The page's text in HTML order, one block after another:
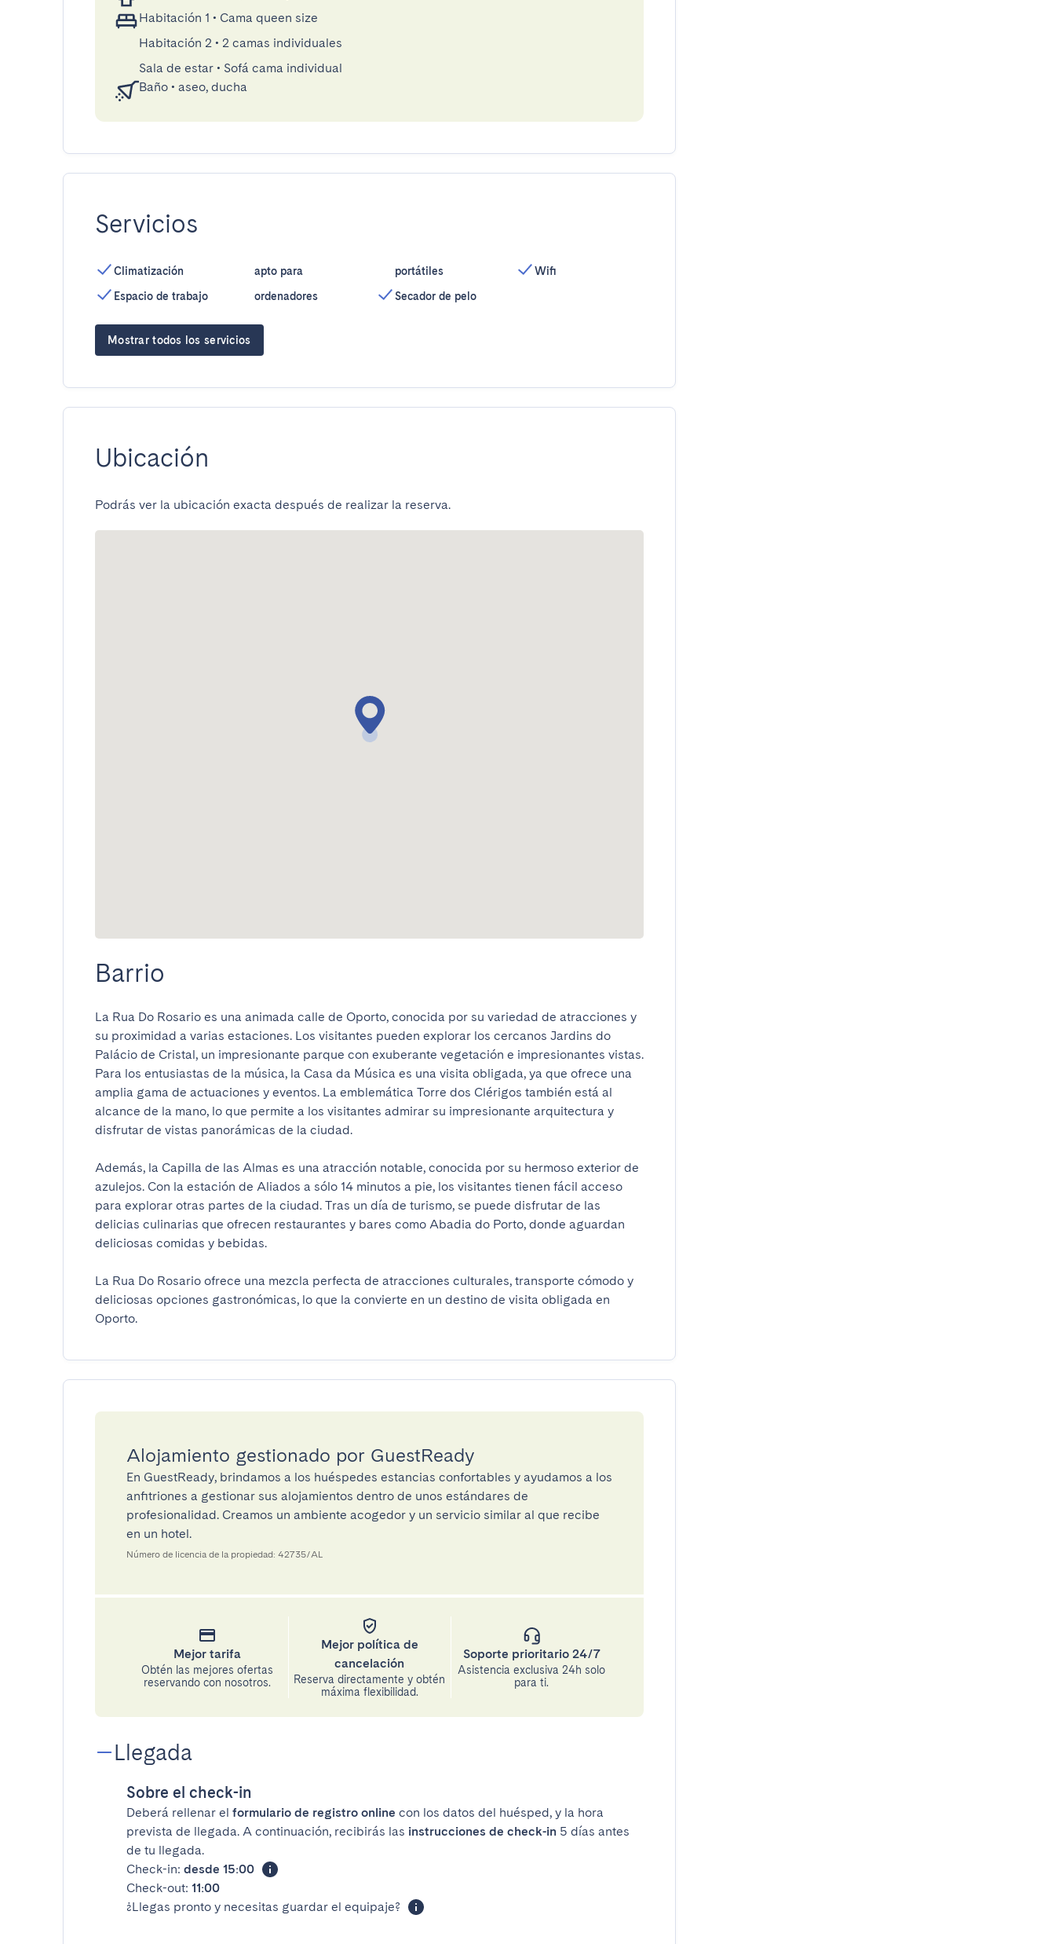
Habitación 1 • Cama queen size
Habitación 2 • 2 camas individuales
Sala de estar • Sofá cama individual
Baño • aseo, ducha
Servicios
Climatización
Espacio de trabajo
apto para
ordenadores
portátiles
Secador de pelo
Wifi
Mostrar todos los servicios
Ubicación
Podrás ver la ubicación exacta después de realizar la reserva.
Barrio
La Rua Do Rosario es una animada calle de Oporto, conocida por su variedad de atracciones y
su proximidad a varias estaciones. Los visitantes pueden explorar los cercanos Jardins do
Palácio de Cristal, un impresionante parque con exuberante vegetación e impresionantes vistas.
Para los entusiastas de la música, la Casa da Música es una visita obligada, ya que ofrece una
amplia gama de actuaciones y eventos. La emblemática Torre dos Clérigos también está al
alcance de la mano, lo que permite a los visitantes admirar su impresionante arquitectura y
disfrutar de vistas panorámicas de la ciudad.
Además, la Capilla de las Almas es una atracción notable, conocida por su hermoso exterior de
azulejos. Con la estación de Aliados a sólo 14 minutos a pie, los visitantes tienen fácil acceso
para explorar otras partes de la ciudad. Tras un día de turismo, se puede disfrutar de las
delicias culinarias que ofrecen restaurantes y bares como Abadia do Porto, donde aguardan
deliciosas comidas y bebidas.
La Rua Do Rosario ofrece una mezcla perfecta de atracciones culturales, transporte cómodo y
deliciosas opciones gastronómicas, lo que la convierte en un destino de visita obligada en
Oporto.
Alojamiento gestionado por GuestReady
En GuestReady, brindamos a los huéspedes estancias confortables y ayudamos a los
anfitriones a gestionar sus alojamientos dentro de unos estándares de
profesionalidad. Creamos un ambiente acogedor y un servicio similar al que recibe
en un hotel.
Número de licencia de la propiedad: 42735/AL
Mejor tarifa
Obtén las mejores ofertas
reservando con nosotros.
Mejor política de
cancelación
Reserva directamente y obtén
máxima flexibilidad.
Soporte prioritario 24/7
Asistencia exclusiva 24h solo
para ti.
Llegada
Sobre el check-in
Deberá rellenar el formulario de registro online con los datos del huésped, y la hora
prevista de llegada. A continuación, recibirás las instrucciones de check-in 5 días antes
de tu llegada.
Check-in: desde 15:00
Check-out: 11:00
¿Llegas pronto y necesitas guardar el equipaje?